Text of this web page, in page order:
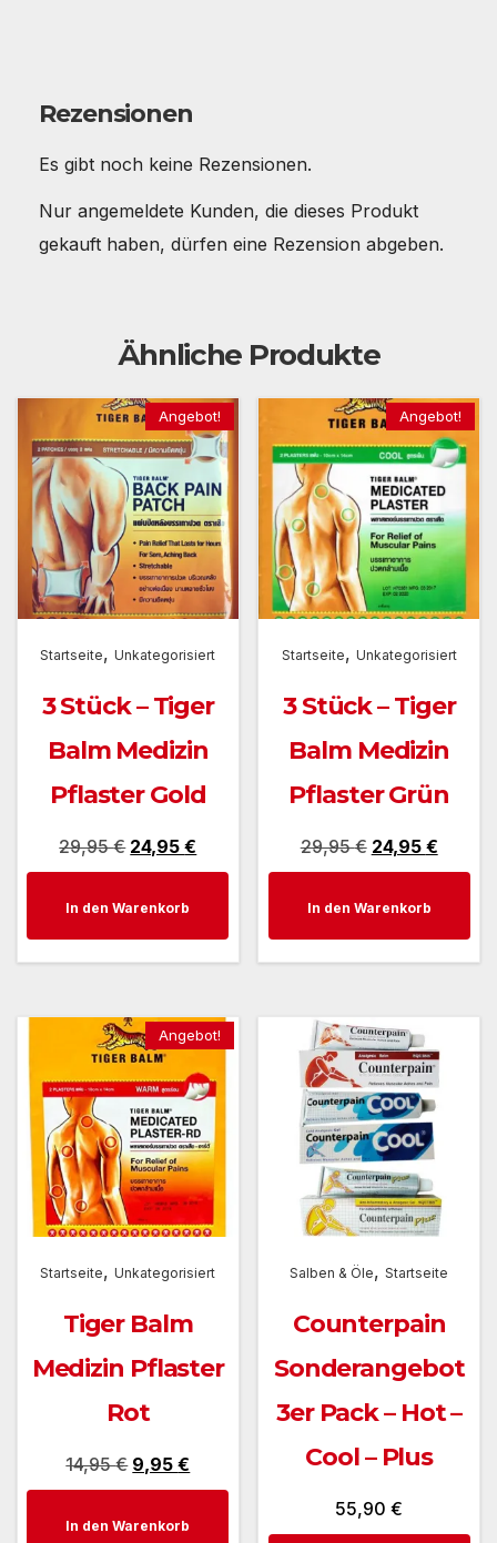
Rezensionen
Es gibt noch keine Rezensionen.
Nur angemeldete Kunden, die dieses Produkt
gekauft haben, dürfen eine Rezension abgeben.
Ähnliche Produkte
Angebot!
Startseite,Unkategorisiert
3 Stück – Tiger
Balm Medizin
Pflaster Gold
29,95€ Ursprünglicher
Preis
war:
29,95 €
24,95€
Preis
24,95 €.
In den Warenkorb
Angebot!
Startseite, Unkategorisiert
3 Stück – Tiger
Balm Medizin
Pflaster Grün
29,95€ Ursprünglicher
Preis
war:
29,95 €
24,95 €
Preis
24,95
In den Warenkorb
Angebot!
Startseite,Unkategorisiert
Tiger Balm
Medizin Pflaster
Rot
14,95€ Ursprünglicher
Preis
war:
9,95€
Preis
In den Warenkorb
Salben & Öle,Startseite
Counterpain
Sonderangebot
3er Pack – Hot –
Cool – Plus
55,90€